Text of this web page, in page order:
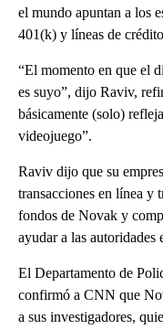
el mundo apuntan a los
401(k) y líneas de
“El momento en que el
es suyo”, dijo Raviv,
básicamente (solo)
videojuego”.
Raviv dijo que su
transacciones en línea y
fondos de Novak y
ayudar a las
El Departamento de
confirmó a CNN que
a sus investigadores,